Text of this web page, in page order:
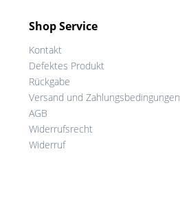
Shop Service
Kontakt
Defektes Produkt
Rückgabe
Versand und Zahlungsbedingungen
AGB
Widerrufsrecht
Widerruf